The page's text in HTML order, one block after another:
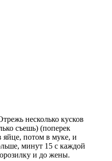
несколько кусков
съешь) (поперек
яйце, потом в муке, и
минут 15 с каждой
и до жены.